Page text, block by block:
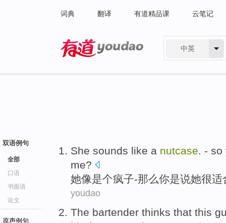
词典 翻译 有道精品课 云笔记
中英
双语例句
全部
口语
书面语
论文
原声例句
She sounds like a nutcase. - so
me?
她像是个疯子-那么你是说她很适
youdao
The bartender thinks that this